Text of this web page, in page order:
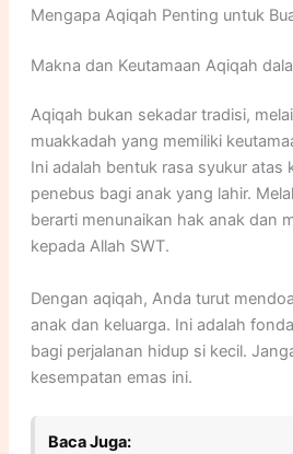
Mengapa Aqiqah Penting untuk
Makna dan Keutamaan Aqiqah
Aqiqah bukan sekadar tradisi,
muakkadah yang memiliki
Ini adalah bentuk rasa syukur atas
penebus bagi anak yang lahir.
berarti menunaikan hak anak dan
kepada Allah SWT.
Dengan aqiqah, Anda turut
anak dan keluarga. Ini adalah
bagi perjalanan hidup si kecil.
kesempatan emas ini.
Baca Juga: